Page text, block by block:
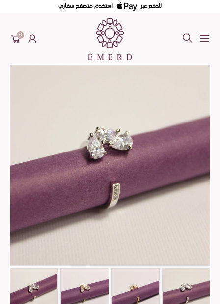
للدفع عبر استخدم متصفح سفاري
0